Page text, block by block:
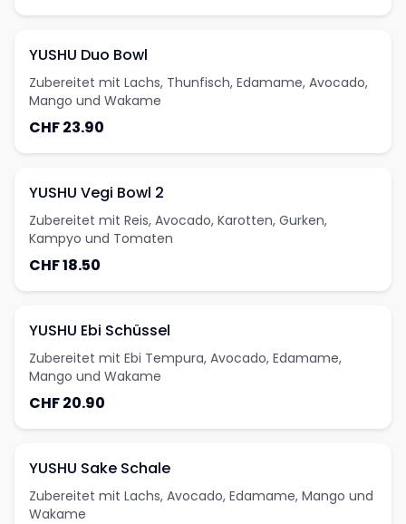
YUSHU Duo Bowl
Zubereitet mit Lachs, Thunfisch, Edamame, Avocado,
Mango und Wakame
CHF 23.90
YUSHU Vegi Bowl 2
Zubereitet mit Reis, Avocado, Karotten, Gurken,
Kampyo und Tomaten
CHF 18.50
YUSHU Ebi Schüssel
Zubereitet mit Ebi Tempura, Avocado, Edamame,
Mango und Wakame
CHF 20.90
YUSHU Sake Schale
Zubereitet mit Lachs, Avocado, Edamame, Mango und
Wakame